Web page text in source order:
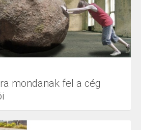
mondanak fel a cég